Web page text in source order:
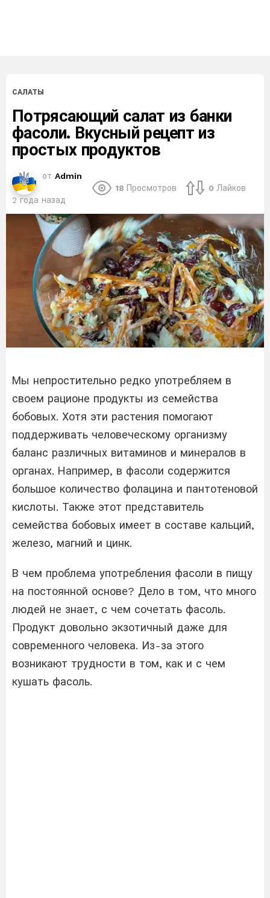
САЛАТЫ
Потрясающий салат из банки
фасоли. Вкусный рецепт из
простых продуктов
от Admin
2 года назад
18 Просмотров 0 Лайков
Мы непростительно редко употребляем в
своем рационе продукты из семейства
бобовых. Хотя эти растения помогают
поддерживать человеческому организму
баланс различных витаминов и минералов в
органах. Например, в фасоли содержится
большое количество фолацина и пантотеновой
кислоты. Также этот представитель
семейства бобовых имеет в составе кальций,
железо, магний и цинк.
В чем проблема употребления фасоли в пищу
на постоянной основе? Дело в том, что много
людей не знает, с чем сочетать фасоль.
Продукт довольно экзотичный даже для
современного человека. Из-за этого
возникают трудности в том, как и с чем
кушать фасоль.